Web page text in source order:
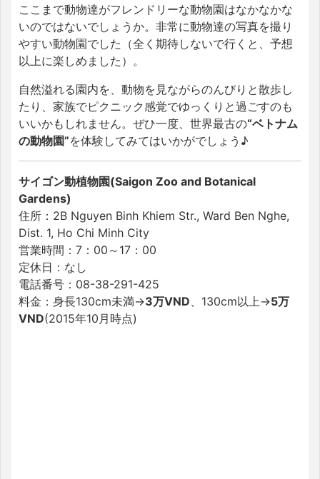
ここまで動物達がフレンドリーな動物園はなかなかな
いのではないでしょうか。非常に動物達の写真を撮り
やすい動物園でした（全く期待しないで行くと、予想
以上に楽しめました）。
自然溢れる園内を、動物を見ながらのんびりと散歩し
たり、家族でピクニック感覚でゆっくりと過ごすのも
いいかもしれません。ぜひ一度、世界最古の“ベトナム
の動物園”を体験してみてはいかがでしょう♪
サイゴン動植物園(Saigon Zoo and Botanical
Gardens)
住所：2B Nguyen Binh Khiem Str., Ward Ben Nghe,
Dist. 1, Ho Chi Minh City
営業時間：7：00～17：00
定休日：なし
電話番号：08-38-291-425
料金：身長130cm未満→3万VND 、130cm以上→5万
VND(2015年10月時点)